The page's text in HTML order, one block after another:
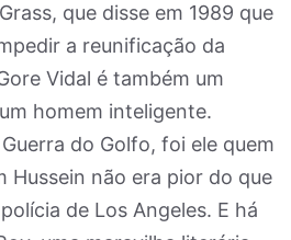
que disse em 1989 que
a reunificação da
Vidal é também um
homem inteligente.
do Golfo, foi ele quem
Hussein não era pior do que
de Los Angeles. E há